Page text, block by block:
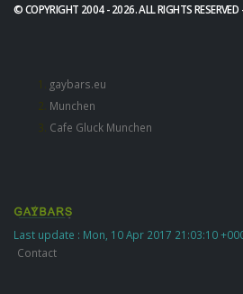
© COPYRIGHT 2004 - 2026. ALL RIGHTS RESERVED
gaybars.eu
Munchen
Cafe Gluck Munchen
Last update : Mon, 10 Apr 2017 21:03:10
Contact